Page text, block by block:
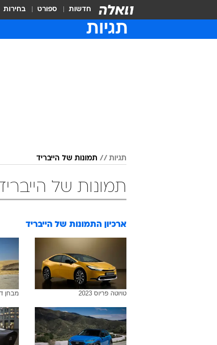
חדשות ספורט בחירות
תגיות
תגיות תמונות של הייבריד
תמונות של
ארכיון התמונות של הייבריד
טויוטה פריוס 2023 מבחן